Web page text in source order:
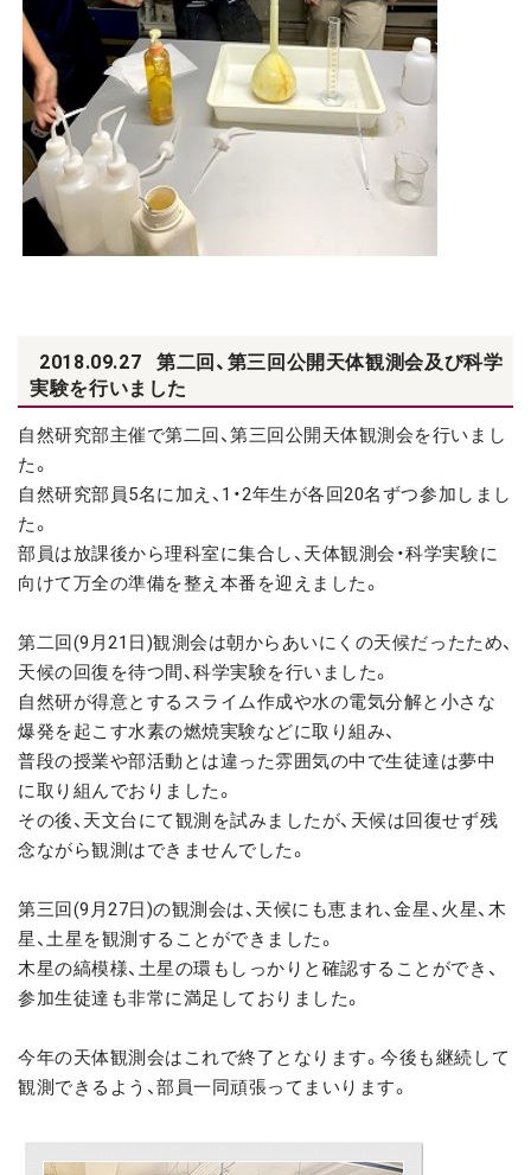
2018.09.27 第二回、第三回公開天体観測会及び科学
実験を行いました
自然研究部主催で第二回、第三回公開天体観測会を行いまし
た。
自然研究部員5名に加え、1・2年生が各回20名ずつ参加しまし
た。
部員は放課後から理科室に集合し、天体観測会・科学実験に
向けて万全の準備を整え本番を迎えました。
第二回(9月21日)観測会は朝からあいにくの天候だったため、
天候の回復を待つ間、科学実験を行いました。
自然研が得意とするスライム作成や水の電気分解と小さな
爆発を起こす水素の燃焼実験などに取り組み、
普段の授業や部活動とは違った雰囲気の中で生徒達は夢中
に取り組んでおりました。
その後、天文台にて観測を試みましたが、天候は回復せず残
念ながら観測はできませんでした。
第三回(9月27日)の観測会は、天候にも恵まれ、金星、火星、木
星、土星を観測することができました。
木星の縞模様、土星の環もしっかりと確認することができ、
参加生徒達も非常に満足しておりました。
今年の天体観測会はこれで終了となります。今後も継続して
観測できるよう、部員一同頑張ってまいります。